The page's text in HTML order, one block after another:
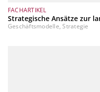
FACHARTIKEL
Strategische Ansätze zur
Geschäftsmodelle, Strategie